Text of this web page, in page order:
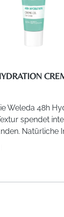
Weleda 48h
spendet
Natürliche
Versandkosten